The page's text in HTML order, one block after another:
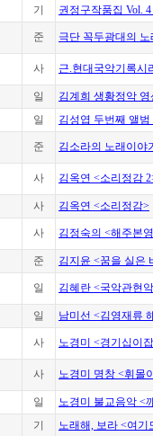
기
권정구작품집 Vol.
준 극단 꼭두광대의
사 근.현대국악기록시
일
김계희 생황정악
일
김성엽 두번째 앨
준 김소라의 노래이야
사 김옥연 <소리정감
사 김옥연 <소리정감>
사 김정숙의 <해주본
준
김지윤 <꿈을 실은
일 김혜란 <국악관현
일 남미선 <김영재류
사 노경미 <경기십이
사 노경미 명창 <휘몰
일
노경미 불교음악 <
기 노래해, 보라 <여기